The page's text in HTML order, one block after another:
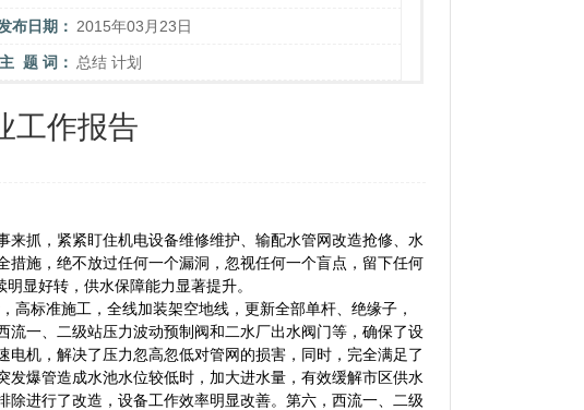
布日期： 2015年03月23日
主 题 词： 总结 计划
工作报告
抓，紧紧盯住机电设备维修维护、输配水管网改造抢修、水
施，绝不放过任何一个漏洞，忽视任何一个盲点，留下任何
显好转，供水保障能力显著提升。
标准施工，全线加装架空地线，更新全部单杆、绝缘子，
一、二级站压力波动预制阀和二水厂出水阀门等，确保了设
机，解决了压力忽高忽低对管网的损害，同时，完全满足了
爆管造成水池水位较低时，加大进水量，有效缓解市区供水
进行了改造，设备工作效率明显改善。第六，西流一、二级